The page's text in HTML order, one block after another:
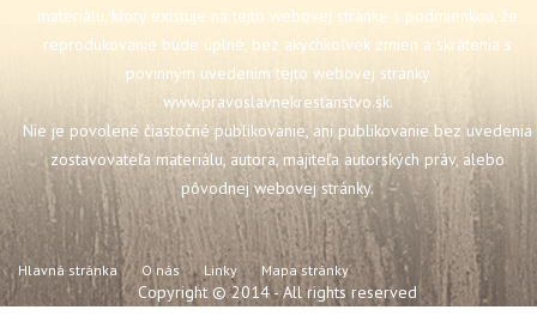
materiálu, ktorý existuje na tejto webovej stránke s podmienkou, že
reprodukovanie bude úplné, bez akýchkoľvek zmien a skrátenia s
povinným uvedením tejto webovej stránky
www.pravoslavnekrestanstvo.sk.
Nie je povolené čiastočné publikovanie, ani publikovanie bez uvedenia
zostavovateľa materiálu, autora, majiteľa autorských práv, alebo
pôvodnej webovej stránky.
Hlavná stránka O nás Linky Mapa stránky
Copyright © 2014 - All rights reserved